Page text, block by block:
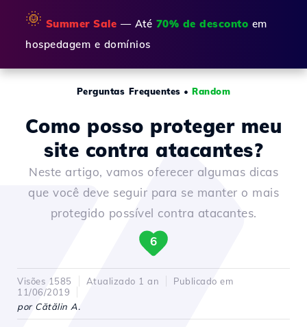
🌞 Summer Sale — Até 70% de desconto em
hospedagem e domínios
Perguntas Frequentes •Random
Como posso proteger meu
site contra atacantes?
Neste artigo, vamos oferecer algumas dicas
que você deve seguir para se manter o mais
protegido possível contra atacantes.
6
Visões 1585 Atualizado 1 an
Publicado em
11/06/2019
por Cătălin A.